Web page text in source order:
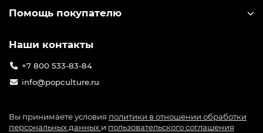
Помощь покупателю
Наши контакты
+7 800 533-83-84
info@popculture.ru
Вы принимаете условия политики в отношении обработки
персональных данных и пользовательского соглашения